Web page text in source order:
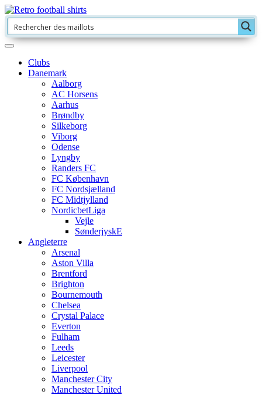
Clubs
Danemark
Aalborg
AC Horsens
Aarhus
Brøndby
Silkeborg
Viborg
Odense
Lyngby
Randers FC
FC København
FC Nordsjælland
FC Midtjylland
NordicbetLiga
Vejle
SønderjyskE
Angleterre
Arsenal
Aston Villa
Brentford
Brighton
Bournemouth
Chelsea
Crystal Palace
Everton
Fulham
Leeds
Leicester
Liverpool
Manchester City
Manchester United